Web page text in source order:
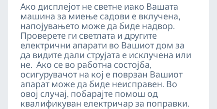
Ако дисплејот не светне иако Вашата
машина за миење садови е вклучена,
напојувањето може да биде надвор.
Проверете ги светлата и другите
електрични апарати во Вашиот дом за
да видите дали струјата е исклучена или
не. Ако се во работна состојба,
осигурувачот на кој е поврзан Вашиот
апарат може да биде неисправен. Во
овој случај, побарајте помош од
квалификуван електричар за поправки.